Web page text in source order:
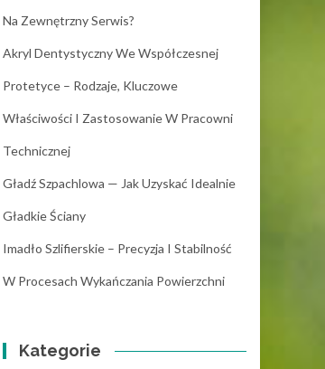
Na Zewnętrzny Serwis?
Akryl Dentystyczny We Współczesnej
Protetyce – Rodzaje, Kluczowe
Właściwości I Zastosowanie W Pracowni
Technicznej
Gładź Szpachlowa — Jak Uzyskać Idealnie
Gładkie Ściany
Imadło Szlifierskie – Precyzja I Stabilność
W Procesach Wykańczania Powierzchni
Kategorie